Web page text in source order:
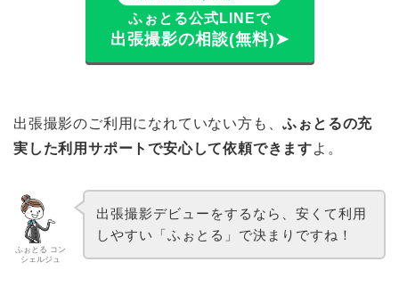
ふぉとる公式LINEで
出張撮影の相談(無料)➤
出張撮影のご利用になれていない方も、ふぉとるの充
実した利用サポートで安心して依頼できますよ。
ふぉとる コン
シェルジュ
出張撮影デビューをするなら、安くて利用
しやすい「ふぉとる」で決まりですね！